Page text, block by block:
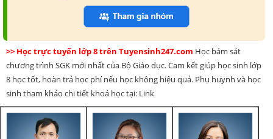
>> Học trực tuyến lớp 8 trên Tuyensinh247.com Học bám sát
chương trình SGK mới nhất của Bộ Giáo dục. Cam kết giúp học sinh lớp
8 học tốt, hoàn trả học phí nếu học không hiệu quả. Phụ huynh và học
sinh tham khảo chi tiết khoá học tại: Link